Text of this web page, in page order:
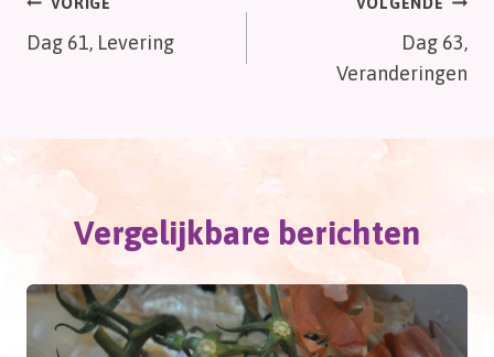
Bericht
navigatie
Dag 61, Levering
Dag 63,
Veranderingen
Vergelijkbare berichten